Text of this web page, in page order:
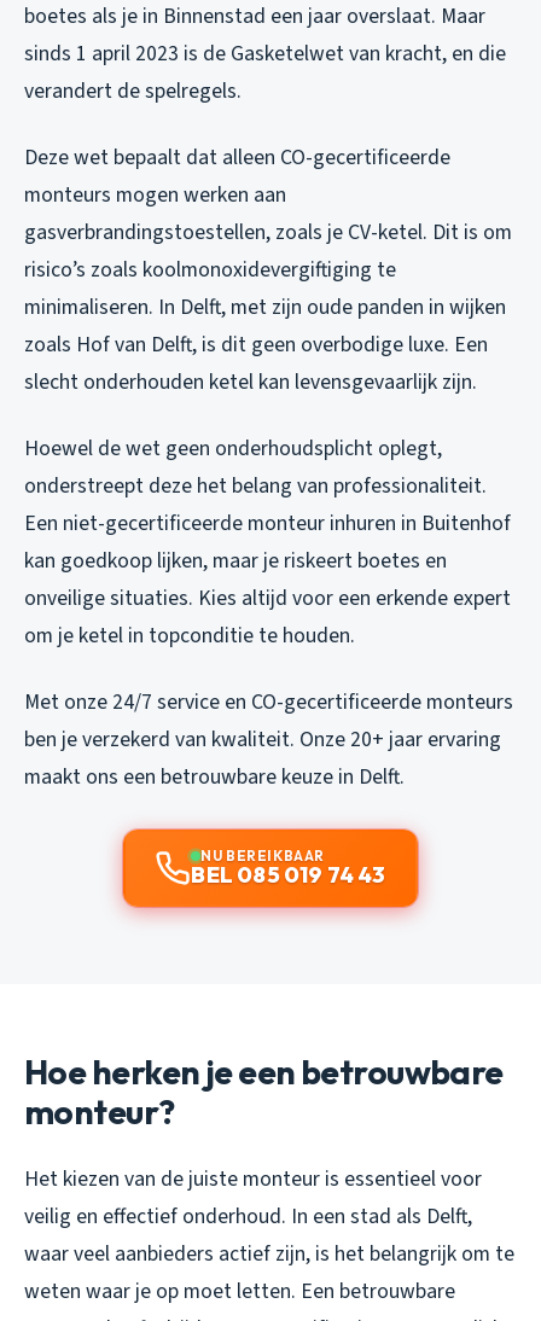
boetes als je in Binnenstad een jaar overslaat. Maar
sinds 1 april 2023 is de Gasketelwet van kracht, en die
verandert de spelregels.
Deze wet bepaalt dat alleen CO-gecertificeerde
monteurs mogen werken aan
gasverbrandingstoestellen, zoals je CV-ketel. Dit is om
risico’s zoals koolmonoxidevergiftiging te
minimaliseren. In Delft, met zijn oude panden in wijken
zoals Hof van Delft, is dit geen overbodige luxe. Een
slecht onderhouden ketel kan levensgevaarlijk zijn.
Hoewel de wet geen onderhoudsplicht oplegt,
onderstreept deze het belang van professionaliteit.
Een niet-gecertificeerde monteur inhuren in Buitenhof
kan goedkoop lijken, maar je riskeert boetes en
onveilige situaties. Kies altijd voor een erkende expert
om je ketel in topconditie te houden.
Met onze 24/7 service en CO-gecertificeerde monteurs
ben je verzekerd van kwaliteit. Onze 20+ jaar ervaring
maakt ons een betrouwbare keuze in Delft.
NU BEREIKBAAR
BEL 085 019 74 43
Hoe herken je een betrouwbare
monteur?
Het kiezen van de juiste monteur is essentieel voor
veilig en effectief onderhoud. In een stad als Delft,
waar veel aanbieders actief zijn, is het belangrijk om te
weten waar je op moet letten. Een betrouwbare